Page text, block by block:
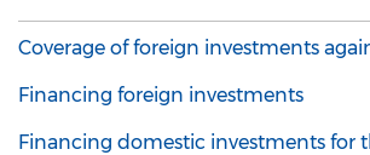
Coverage of foreign investments
Financing foreign investments
Financing domestic investments for